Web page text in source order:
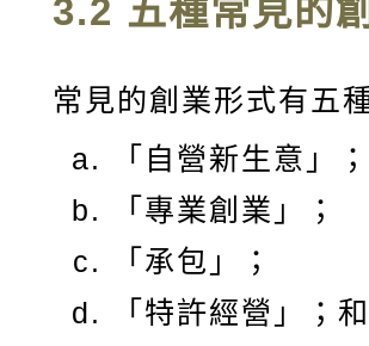
3.2 五種常見的
常見的創業形式有五
「自營新生意」；
「專業創業」；
「承包」；
「特許經營」；和